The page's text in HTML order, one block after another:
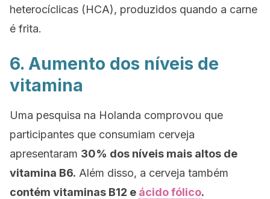
heterocíclicas (HCA), produzidos quando a carne
é frita.
6. Aumento dos níveis de
vitamina
Uma pesquisa na Holanda comprovou que
participantes que consumiam cerveja
apresentaram 30% dos níveis mais altos de
vitamina B6. Além disso, a cerveja também
contém vitaminas B12 e ácido fólico.